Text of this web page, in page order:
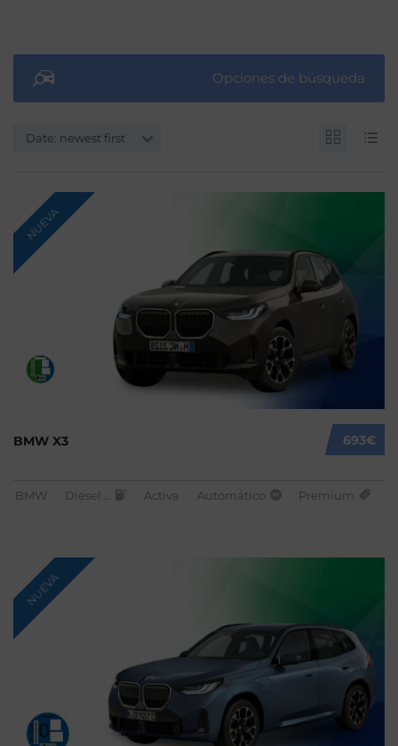
Opciones de búsqueda
Date: newest first
NUEVA
693€
BMW X3
BMW Diesel Activa Automático Premium
NUEVA